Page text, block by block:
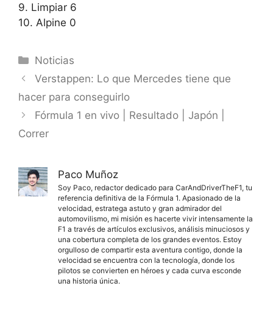
9. Limpiar 6
10. Alpine 0
Categorías
Noticias
Verstappen: Lo que Mercedes tiene que
hacer para conseguirlo
Fórmula 1 en vivo | Resultado | Japón |
Correr
Paco Muñoz
Soy Paco, redactor dedicado para CarAndDriverTheF1, tu
referencia definitiva de la Fórmula 1. Apasionado de la
velocidad, estratega astuto y gran admirador del
automovilismo, mi misión es hacerte vivir intensamente la
F1 a través de artículos exclusivos, análisis minuciosos y
una cobertura completa de los grandes eventos. Estoy
orgulloso de compartir esta aventura contigo, donde la
velocidad se encuentra con la tecnología, donde los
pilotos se convierten en héroes y cada curva esconde
una historia única.